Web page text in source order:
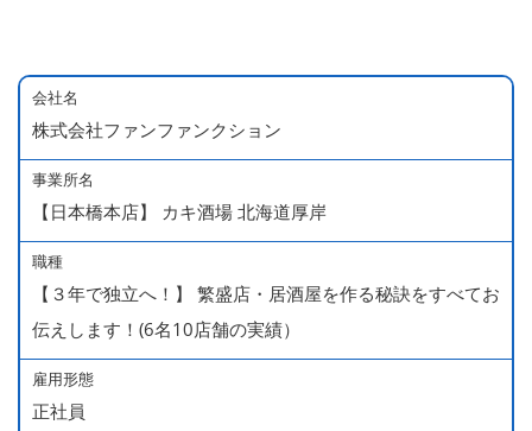
会社名
株式会社ファンファンクション
事業所名
【日本橋本店】 カキ酒場 北海道厚岸
職種
【３年で独立へ！】 繁盛店・居酒屋を作る秘訣をすべてお
伝えします！(6名10店舗の実績）
雇用形態
正社員